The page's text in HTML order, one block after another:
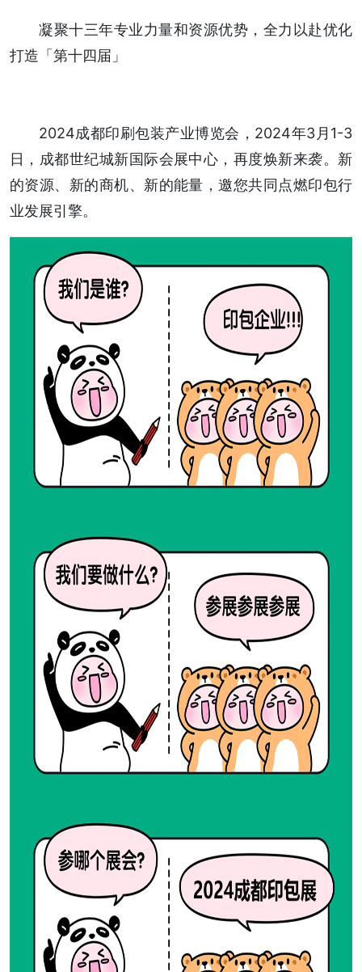
凝聚十三年专业力量和资源优势，全力以赴优化
打造「第十四届」
2024成都印刷包装产业博览会，2024年3月1-3
日，成都世纪城新国际会展中心，再度焕新来袭。新
的资源、新的商机、新的能量，邀您共同点燃印包行
业发展引擎。